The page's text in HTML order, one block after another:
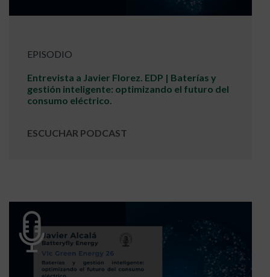
EPISODIO
Entrevista a Javier Florez. EDP | Baterías y
gestión inteligente: optimizando el futuro del
consumo eléctrico.
ESCUCHAR PODCAST